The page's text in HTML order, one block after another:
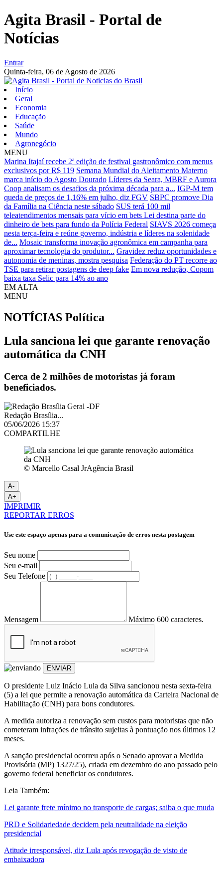
Agita Brasil - Portal de
Notícias
Entrar
Quinta-feira, 06 de Agosto de 2026
Início
Geral
Economia
Educação
Saúde
Mundo
Agronegócio
MENU
Marina Itajaí recebe 2ª edição de festival gastronômico com menus
exclusivos por R$ 119 Semana Mundial do Aleitamento Materno
marca início do Agosto Dourado Líderes da Seara, MBRF e Aurora
Coop analisam os desafios da próxima década para a... IGP-M tem
queda de preços de 1,16% em julho, diz FGV SBPC promove Dia
da Família na Ciência neste sábado SUS terá 100 mil
teleatendimentos mensais para vício em bets Lei destina parte do
dinheiro de bets para fundo da Polícia Federal SIAVS 2026 começa
nesta terça-feira e reúne governo, indústria e líderes na solenidade
de... Mosaic transforma inovação agronômica em campanha para
aproximar tecnologia do produtor... Gravidez reduz oportunidades e
autonomia de meninas, mostra pesquisa Federação do PT recorre ao
TSE para retirar postagens de deep fake Em nova redução, Copom
baixa taxa Selic para 14% ao ano
EM ALTA
MENU
NOTÍCIAS Política
Lula sanciona lei que garante renovação
automática da CNH
Cerca de 2 milhões de motoristas já foram
beneficiados.
Redação Brasília...
05/06/2026 15:37
COMPARTILHE
© Marcello Casal JrAgência Brasil
A-
A+
IMPRIMIR
REPORTAR ERROS
Use este espaço apenas para a comunicação de erros nesta postagem
Seu nome
Seu e-mail
Seu Telefone
Mensagem Máximo 600 caracteres.
ENVIAR
O presidente Luiz Inácio Lula da Silva sancionou nesta sexta-feira
(5) a lei que permite a renovação automática da Carteira Nacional de
Habilitação (CNH) para bons condutores.
A medida autoriza a renovação sem custos para motoristas que não
cometeram infrações de trânsito sujeitas à pontuação nos últimos 12
meses.
A sanção presidencial ocorreu após o Senado aprovar a Medida
Provisória (MP) 1327/25), criada em dezembro do ano passado pelo
governo federal beneficiar os condutores.
Leia Também:
Lei garante frete mínimo no transporte de cargas; saiba o que muda
PRD e Solidariedade decidem pela neutralidade na eleição
presidencial
Atitude irresponsável, diz Lula após revogação de visto de
embaixadora